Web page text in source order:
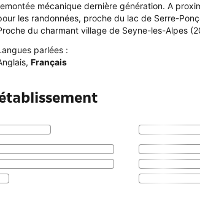
mécanique dernière génération. A
les randonnées, proche du lac de Serre-
du charmant village de Seyne-les-Alpes
parlées :
, Français